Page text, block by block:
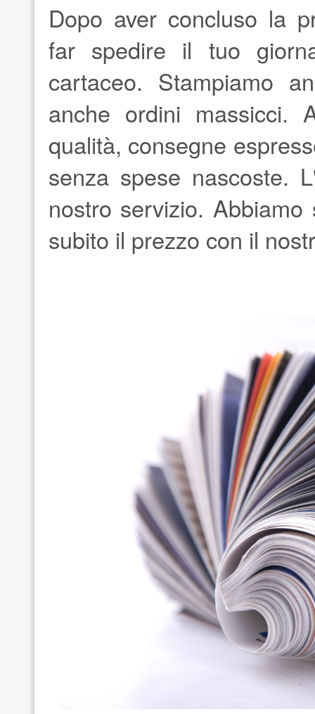
Dopo aver concluso la
far spedire il tuo
cartaceo. Stampiamo
anche ordini massicci.
qualità, consegne
senza spese nascoste.
nostro servizio.
subito il prezzo con il